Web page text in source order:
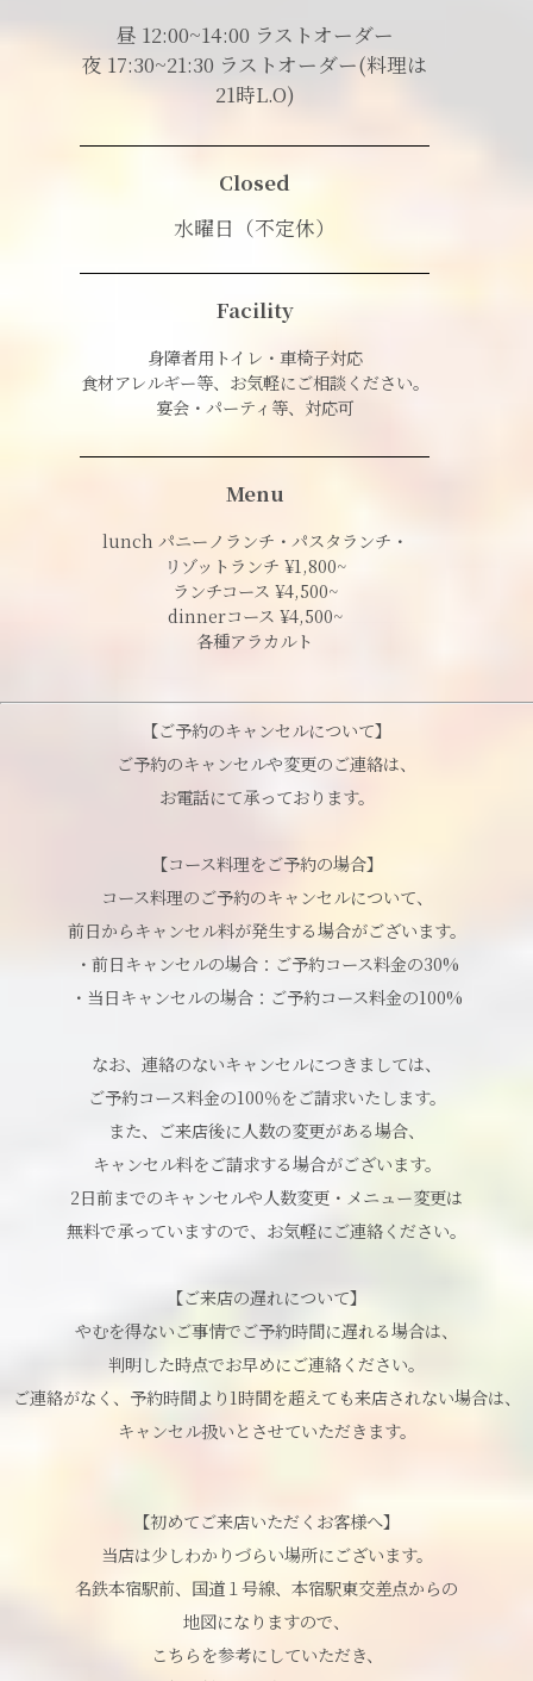
昼 12:00~14:00 ラストオーダー
夜 17:30~21:30 ラストオーダー(料理は
21時L.O)
Closed
水曜日（不定休）
Facility
身障者用トイレ・車椅子対応
食材アレルギー等、お気軽にご相談ください。
宴会・パーティ等、対応可
Menu
lunch パニーノランチ・パスタランチ・
リゾットランチ ¥1,800~
ランチコース ¥4,500~
dinnerコース ¥4,500~
各種アラカルト
【ご予約のキャンセルについて】
ご予約のキャンセルや変更のご連絡は、
お電話にて承っております。
【コース料理をご予約の場合】
コース料理のご予約のキャンセルについて、
前日からキャンセル料が発生する場合がございます。
・前日キャンセルの場合：ご予約コース料金の30%
・当日キャンセルの場合：ご予約コース料金の100%
なお、連絡のないキャンセルにつきましては、
ご予約コース料金の100％をご請求いたします。
また、ご来店後に人数の変更がある場合、
キャンセル料をご請求する場合がございます。
2日前までのキャンセルや人数変更・メニュー変更は
無料で承っていますので、お気軽にご連絡ください。
【ご来店の遅れについて】
やむを得ないご事情でご予約時間に遅れる場合は、
判明した時点でお早めにご連絡ください。
ご連絡がなく、予約時間より1時間を超えても来店されない場合は、
キャンセル扱いとさせていただきます。
【初めてご来店いただくお客様へ】
当店は少しわかりづらい場所にございます。
名鉄本宿駅前、国道１号線、本宿駅東交差点からの
地図になりますので、
こちらを参考にしていただき、